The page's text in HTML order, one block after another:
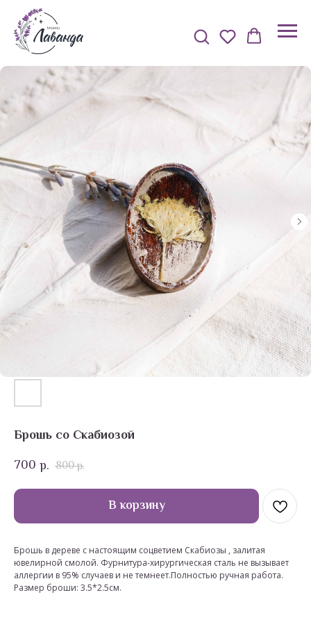
Брошь со Скабиозой
700 р. 800р.
В корзину
Брошь в дереве с настоящим соцветием Скабиозы , залитая
ювелирной смолой. Фурнитура-хирургическая сталь не вызывает
аллергии в 95% случаев и не темнеет.Полностью ручная работа.
Размер броши: 3.5*2.5см.